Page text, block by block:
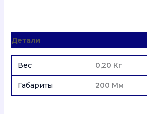
H
20
Вкладыш
Мм.
Детали
Вес 0,20 Кг
Габариты 200 Мм